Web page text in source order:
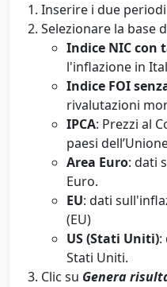
Inserire i due
Selezionare la base
Indice NIC con
l'inflazione in
Indice FOI
rivalutazioni
IPCA: Prezzi al
paesi
Area Euro: dati
Euro.
EU: dati
(EU)
US (Stati Uniti):
Stati Uniti.
Clic su Genera